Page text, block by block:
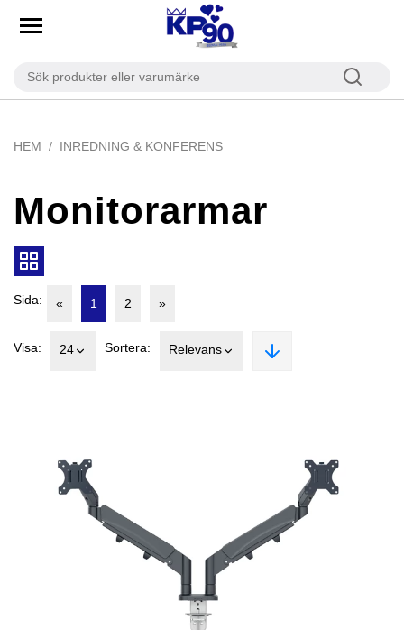
HEM INREDNING & KONFERENS
Monitorarmar
Sida: « 1 2 »
Visa: 24 Sortera: Relevans